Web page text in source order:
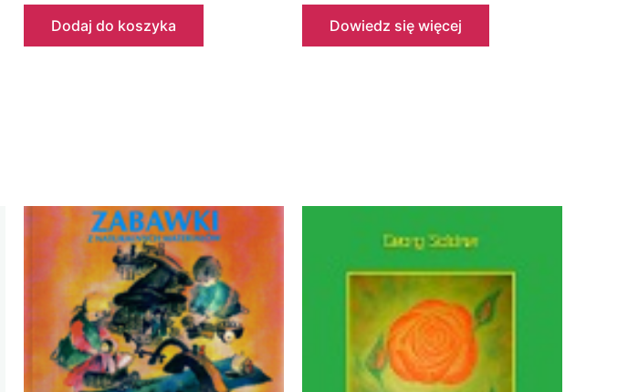
Dodaj do koszyka Dowiedz się więcej